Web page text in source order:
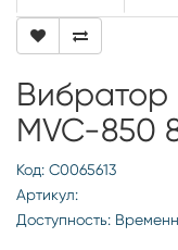
Вибратор
MVC-850
Код: С0065613
Артикул:
Доступность: